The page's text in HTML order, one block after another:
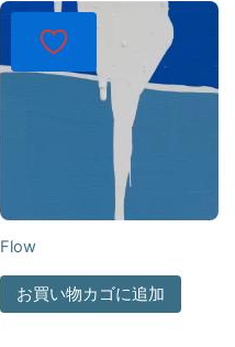
Flow
お買い物カゴに追加